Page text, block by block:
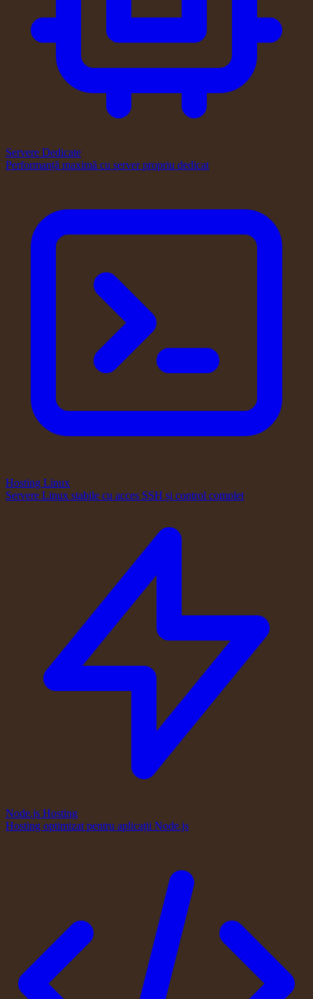
Servere Dedicate
Performanță maximă cu server propriu dedicat
Hosting Linux
Servere Linux stabile cu acces SSH și control complet
Node.js Hosting
Hosting optimizat pentru aplicații Node.js